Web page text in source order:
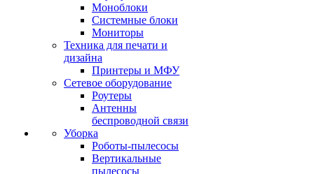
Моноблоки
Системные блоки
Мониторы
Техника для печати и
дизайна
Принтеры и МФУ
Сетевое оборудование
Роутеры
Антенны
беспроводной связи
Уборка
Роботы-пылесосы
Вертикальные
пылесосы